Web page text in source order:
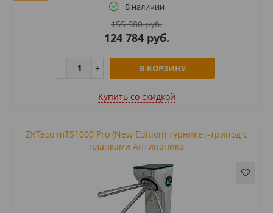
В наличии
155 980 руб.
124 784 руб.
В КОРЗИНУ
Купить cо скидкой
ZKTeco mTS1000 Pro (New Edition) турникет-трипод c
планками Антипаника